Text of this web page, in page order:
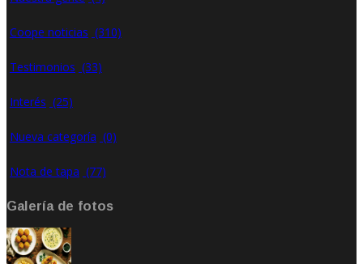
Coope noticias (310)
Testimonios (33)
Interés (25)
Nueva categoría (0)
Nota de tapa (77)
Galería de fotos